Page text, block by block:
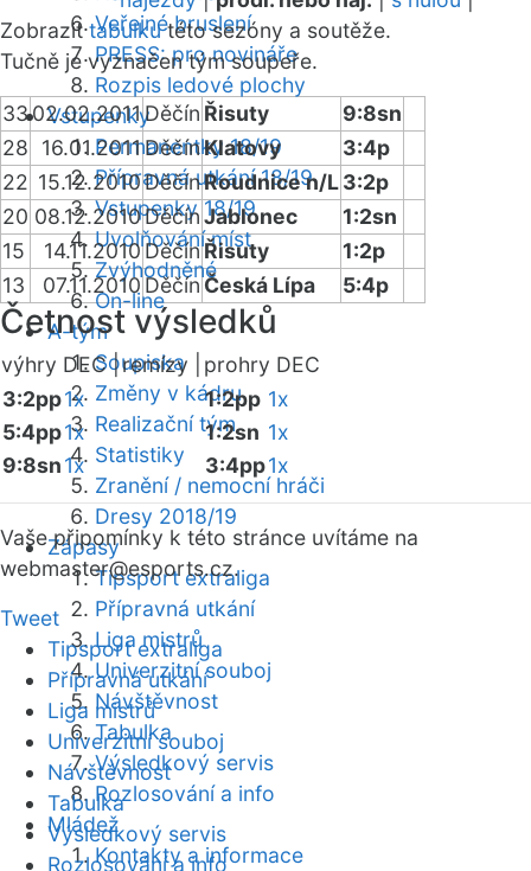
Veřejné bruslení
PRESS: pro novináře
Rozpis ledové plochy
Vstupenky
Permanentky 18/19
Přípravná utkání 18/19
Vstupenky 18/19
Uvolňování míst
Zvýhodněné
On-line
A-tým
Soupiska
Změny v kádru
Realizační tým
Statistiky
Zranění / nemocní hráči
Dresy 2018/19
Zápasy
Tipsport extraliga
Přípravná utkání
Liga mistrů
Univerzitní souboj
Návštěvnost
Tabulka
Výsledkový servis
Rozlosování a info
Mládež
Kontakty a informace
Zobrazittabulkutéto sezóny a soutěže.
Tučně je vyznačen tým soupeře.
3302.02.2011Děčín Řisuty
9:8sn
28
16.01.2011DěčínKlatovy
3:4p
22 15.12.2010DěčínRoudnice n/L3:2p
20 08.12.2010DěčínJablonec
1:2sn
15
14.11.2010 Děčín Řisuty
1:2p
13
07.11.2010Děčín Česká Lípa 5:4p
Četnost výsledků
výhry DEC |remízy |
prohry DEC
3:2pp1x
5:4pp1x
9:8sn1x
1:2pp 1x
1:2sn 1x
3:4pp1x
Vaše připomínky k této stránce uvítáme na
webmaster@esports.cz.
Tweet
Tipsport extraliga
Přípravná utkání
Liga mistrů
Univerzitní souboj
Návštěvnost
Tabulka
Výsledkový servis
Rozlosování a info